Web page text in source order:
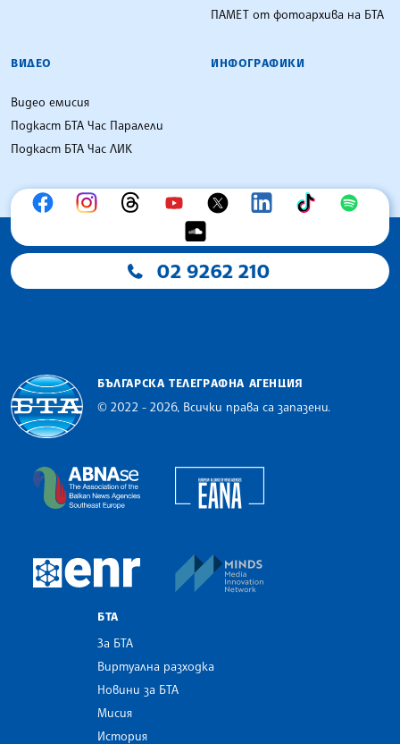
ПАМЕТ от фотоархива на БТА
ВИДЕО
Видео емисия
Подкаст БТА Час Паралели
Подкаст БТА Час ЛИК
ИНФОГРАФИКИ
02 9262 210
БЪЛГАРСКА ТЕЛЕГРАФНА АГЕНЦИЯ
© 2022 - 2026, Всички права са запазени.
The Assocoation of the Balkan News Agencies
European Newsroom
БТА
За БТА
Виртуална разходка
Новини за БТА
Мисия
История